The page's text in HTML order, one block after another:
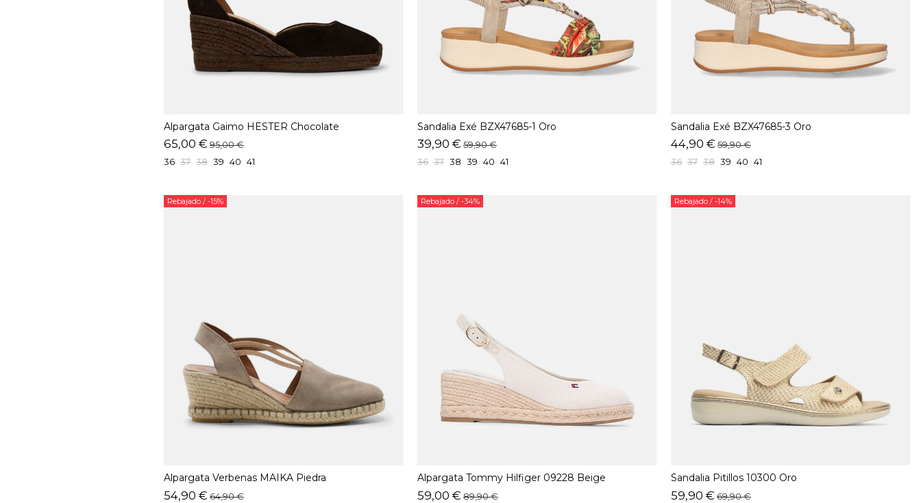
Alpargata Gaimo HESTER Chocolate
65,00 € 95,00 €
36 37 38 39 40 41
Sandalia Exé BZX47685-1 Oro
39,90 € 59,90 €
36 37 38 39 40 41
Sandalia Exé BZX47685-3 Oro
44,90 € 59,90 €
36 37 38 39 40 41
Rebajado / -15%
Alpargata Verbenas MAIKA Piedra
54,90 € 64,90 €
Rebajado / -34%
Alpargata Tommy Hilfiger 09228 Beige
59,00 € 89,90 €
Rebajado / -14%
Sandalia Pitillos 10300 Oro
59,90 € 69,90 €